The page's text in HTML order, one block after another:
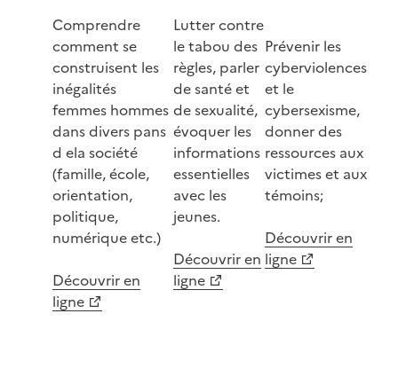
Comprendre
comment se
construisent les
inégalités
femmes hommes
dans divers pans
d ela société
(famille, école,
orientation,
politique,
numérique etc.)
Découvrir en
ligne
Lutter contre
le tabou des
règles, parler
de santé et
de sexualité,
évoquer les
informations
essentielles
avec les
jeunes.
Découvrir en
ligne
Prévenir les
cyberviolences
et le
cybersexisme,
donner des
ressources aux
victimes et aux
témoins;
Découvrir en
ligne